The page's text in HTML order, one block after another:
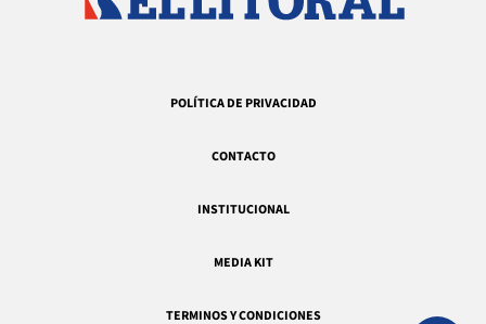
POLÍTICA DE PRIVACIDAD
CONTACTO
INSTITUCIONAL
MEDIA KIT
TERMINOS Y CONDICIONES